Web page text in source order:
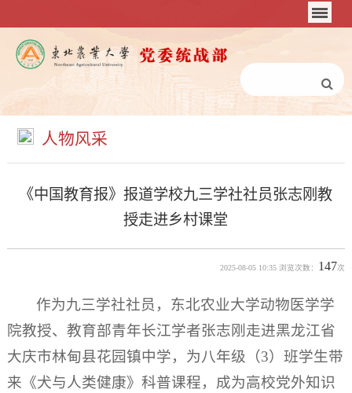
人物风采
《中国教育报》报道学校九三学社社员张志刚教
授走进乡村课堂
2025-08-05 10:35 浏览次数： 147次
作为九三学社社员，东北农业大学动物医学学
院教授、教育部青年长江学者张志刚走进黑龙江省
大庆市林甸县花园镇中学，为八年级（3）班学生带
来《犬与人类健康》科普课程，成为高校党外知识